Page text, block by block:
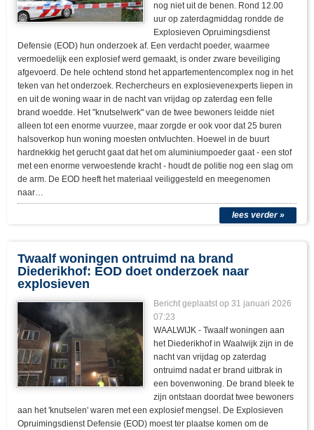
nog niet uit de benen. Rond 12.00
uur op zaterdagmiddag rondde de
Explosieven Opruimingsdienst
Defensie (EOD) hun onderzoek af. Een verdacht poeder, waarmee
vermoedelijk een explosief werd gemaakt, is onder zware beveiliging
afgevoerd. De hele ochtend stond het appartementencomplex nog in het
teken van het onderzoek. Rechercheurs en explosievenexperts liepen in
en uit de woning waar in de nacht van vrijdag op zaterdag een felle
brand woedde. Het "knutselwerk" van de twee bewoners leidde niet
alleen tot een enorme vuurzee, maar zorgde er ook voor dat 25 buren
halsoverkop hun woning moesten ontvluchten. Hoewel in de buurt
hardnekkig het gerucht gaat dat het om aluminiumpoeder gaat - een stof
met een enorme verwoestende kracht - houdt de politie nog een slag om
de arm. De EOD heeft het materiaal veiliggesteld en meegenomen
naar…
lees verder »
Twaalf woningen ontruimd na brand
Diederikhof: EOD doet onderzoek naar
explosieven
Bericht geplaatst op31 januari 2026
07:23
WAALWIJK - Twaalf woningen aan
het Diederikhof in Waalwijk zijn in de
nacht van vrijdag op zaterdag
ontruimd nadat er brand uitbrak in
een bovenwoning. De brand bleek te
zijn ontstaan doordat twee bewoners
aan het 'knutselen' waren met een explosief mengsel. De Explosieven
Opruimingsdienst Defensie (EOD) moest ter plaatse komen om de